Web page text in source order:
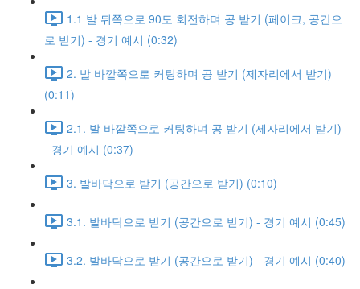
1.1 발 뒤쪽으로 90도 회전하며 공 받기 (페이크, 공간으
로 받기) - 경기 예시 (0:32)
2. 발 바깥쪽으로 커팅하며 공 받기 (제자리에서 받기)
(0:11)
2.1. 발 바깥쪽으로 커팅하며 공 받기 (제자리에서 받기)
- 경기 예시 (0:37)
3. 발바닥으로 받기 (공간으로 받기) (0:10)
3.1. 발바닥으로 받기 (공간으로 받기) - 경기 예시 (0:45)
3.2. 발바닥으로 받기 (공간으로 받기) - 경기 예시 (0:40)